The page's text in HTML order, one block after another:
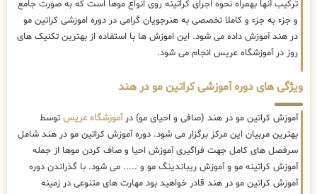
ترکیب آنها بهمراه نحوه اجرای کراتینه روی انواع موها است که به صورت جامع
و جزء به جزء و کاملا تخصصی به هنرجویان گرامی در دوره اموزشی کراتین مو
در هند آموزش داده می شود. این اموزش ها با استفاده از بهترین تکنیک های
روز در آموزشگاه عریس انجام می شود.
ویژگی های دوره آموزشی کراتین مو در هند
آموزش کراتین مو در هند (صافی و احیای مو) درآموزشگاه عریس توسط
بهترین مربیان این مرکز برگزار می شود. دوره آموزش کراتین مو در هند شامل
سرفصل های کامل جهت فراگیری آموزش احیا و صاف کردن موها از جمله
آموزش کراتینه مو و آموزش ریباندینگ مو و ..... می شود. با گذراندن دوره
آموزش کراتین مو در هند قادر خواهید بود مهارت های متنوعی در زمینه